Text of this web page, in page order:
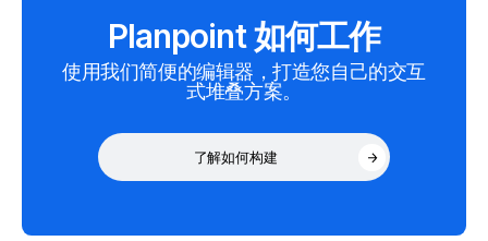
Planpoint 如何工作
使用我们简便的编辑器，打造您自己的交互
式堆叠方案。
了解如何构建